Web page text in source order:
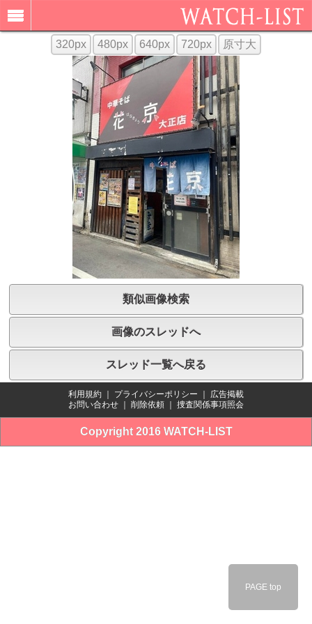
320px 480px 640px 720px 原寸大
類似画像検索
画像のスレッドへ
スレッド一覧へ戻る
利用規約 プライバシーポリシー
広告掲載
お問い合わせ
削除依頼 捜査関係事項照会
Copyright 2016 WATCH-LIST
PAGE top